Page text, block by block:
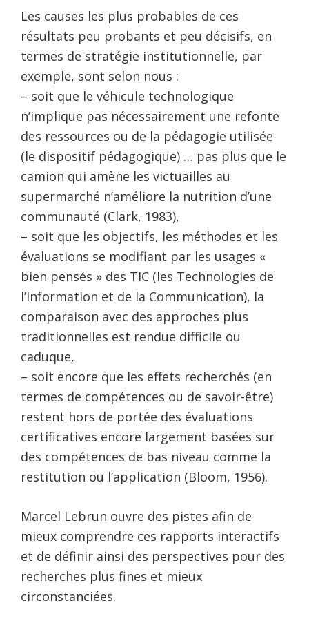
Les causes les plus probables de ces
résultats peu probants et peu décisifs, en
termes de stratégie institutionnelle, par
exemple, sont selon nous :
– soit que le véhicule technologique
n’implique pas nécessairement une refonte
des ressources ou de la pédagogie utilisée
(le dispositif pédagogique) … pas plus que le
camion qui amène les victuailles au
supermarché n’améliore la nutrition d’une
communauté (Clark, 1983),
– soit que les objectifs, les méthodes et les
évaluations se modifiant par les usages «
bien pensés » des TIC (les Technologies de
l’Information et de la Communication), la
comparaison avec des approches plus
traditionnelles est rendue difficile ou
caduque,
– soit encore que les effets recherchés (en
termes de compétences ou de savoir-être)
restent hors de portée des évaluations
certificatives encore largement basées sur
des compétences de bas niveau comme la
restitution ou l’application (Bloom, 1956).
Marcel Lebrun ouvre des pistes afin de
mieux comprendre ces rapports interactifs
et de définir ainsi des perspectives pour des
recherches plus fines et mieux
circonstanciées.